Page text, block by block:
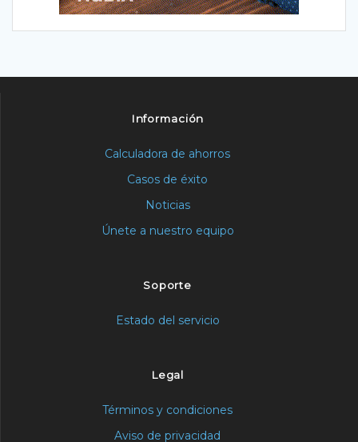
Información
Calculadora de ahorros
Casos de éxito
Noticias
Únete a nuestro equipo
Soporte
Estado del servicio
Legal
Términos y condiciones
Aviso de privacidad